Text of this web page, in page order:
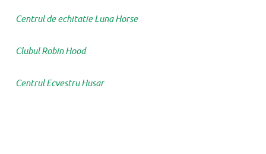
Centrul de echitatie Luna Horse
Clubul Robin Hood
Centrul Ecvestru Husar